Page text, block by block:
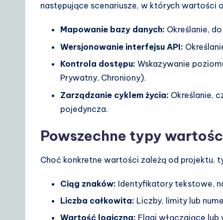
następujące scenariusze, w których wartości
Mapowanie bazy danych: Określanie,
Wersjonowanie interfejsu API:
Kontrola dostępu: Wskazywanie
Prywatny, Chroniony).
Zarządzanie cyklem życia: Określanie,
pojedyncza.
Powszechne typy
Choć konkretne wartości zależą od projektu,
Ciąg znaków: Identyfikatory tekstowe,
Liczba całkowita: Liczby, limity lub
Wartość logiczna: Flagi włączające lub